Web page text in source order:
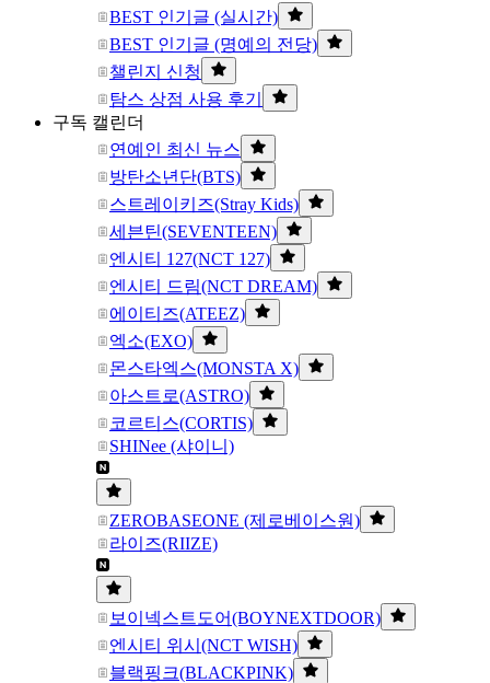
BEST 인기글 (실시간)
BEST 인기글 (명예의 전당)
챌린지 신청
탐스 상점 사용 후기
구독 캘린더
연예인 최신 뉴스
방탄소년단(BTS)
스트레이키즈(Stray Kids)
세븐틴(SEVENTEEN)
엔시티 127(NCT 127)
엔시티 드림(NCT DREAM)
에이티즈(ATEEZ)
엑소(EXO)
몬스타엑스(MONSTA X)
아스트로(ASTRO)
코르티스(CORTIS)
SHINee (샤이니)
ZEROBASEONE (제로베이스원)
라이즈(RIIZE)
보이넥스트도어(BOYNEXTDOOR)
엔시티 위시(NCT WISH)
블랙핑크(BLACKPINK)